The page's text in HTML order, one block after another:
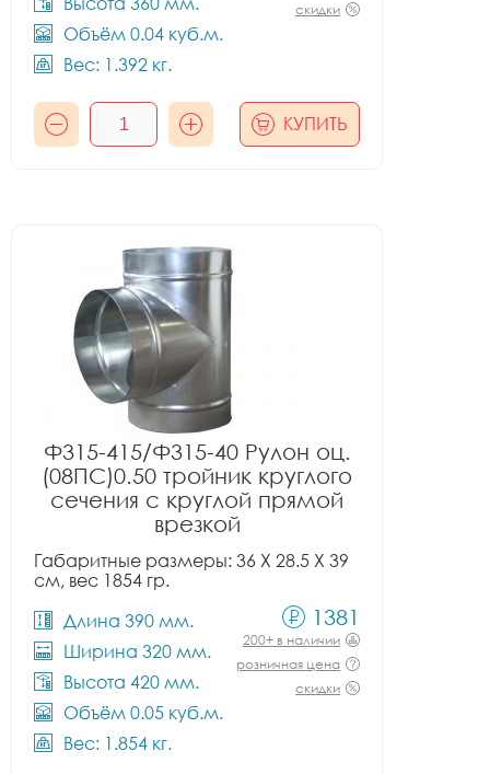
Объём 0.04 куб.м.
Вес: 1.392 кг.
скидки
КУПИТЬ
Ф315-415/Ф315-40 Рулон оц.
(08ПС)0.50 тройник круглого
сечения с круглой прямой
врезкой
Габаритные размеры: 36 X 28.5 X 39
см, вес 1854 гр.
Длина 390 мм.
Ширина 320 мм.
Высота 420 мм.
Объём 0.05 куб.м.
Вес: 1.854 кг.
1381
200+ в наличии
розничная цена
скидки